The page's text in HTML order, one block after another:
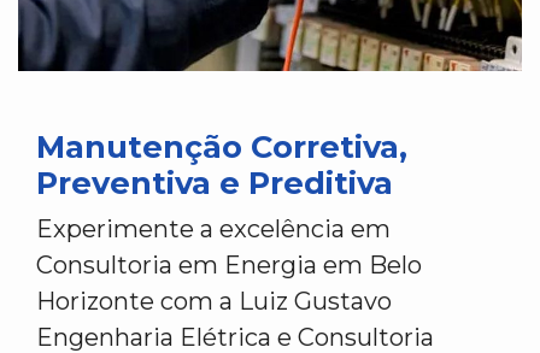
Manutenção Corretiva,
Preventiva e Preditiva
Experimente a excelência em
Consultoria em Energia em Belo
Horizonte com a Luiz Gustavo
Engenharia Elétrica e Consultoria